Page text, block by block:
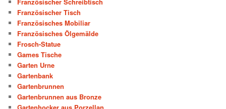
Französischer Schreibtisch
Französischer Tisch
Französisches Mobiliar
Französisches Ölgemälde
Frosch-Statue
Games Tische
Garten Urne
Gartenbank
Gartenbrunnen
Gartenbrunnen aus Bronze